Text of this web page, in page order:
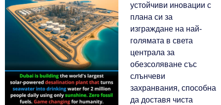
устойчиви иновации с
плана си за
изграждане на най-
голямата в света
централа за
обезсоляване със
слънчеви
захранвания, способна
да доставя чиста